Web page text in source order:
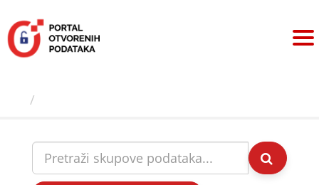
sadržaj